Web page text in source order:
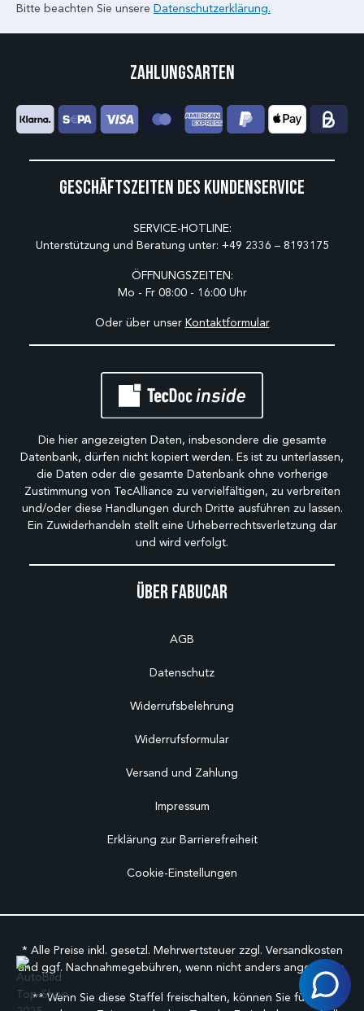
Bitte beachten Sie unsere Datenschutzerklärung.
Über Fabucar
AGB
Datenschutz
Widerrufsbelehrung
Widerrufsformular
Versand und Zahlung
Impressum
Erklärung zur Barrierefreiheit
Cookie-Einstellungen
Geschäftszeiten des Kundenservice
SERVICE-HOTLINE:
Unterstützung und Beratung unter: +49 2336 – 8193175
ÖFFNUNGSZEITEN:
Mo - Fr 08:00 - 16:00 Uhr
Oder über unser Kontaktformular
Zahlungsarten
Die hier angezeigten Daten, insbesondere die gesamte
Datenbank, dürfen nicht kopiert werden. Es ist zu unterlassen,
die Daten oder die gesamte Datenbank ohne vorherige
Zustimmung von TecAlliance zu vervielfältigen, zu verbreiten
und/oder diese Handlungen durch Dritte ausführen zu lassen.
Ein Zuwiderhandeln stellt eine Urheberrechtsverletzung dar
und wird verfolgt.
* Alle Preise inkl. gesetzl. Mehrwertsteuer zzgl. Versandkosten
und ggf. Nachnahmegebühren, wenn nicht anders angegeben.
** Wenn Sie diese Staffel freischalten, können Sie für den